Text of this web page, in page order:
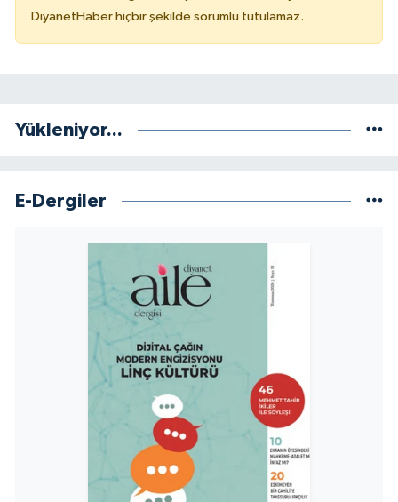
DiyanetHaber hiçbir şekilde sorumlu tutulamaz.
Yükleniyor...
E-Dergiler
Kütahya Müftülüğü
Manisa Müftülüğü
Muğla Müftülüğü
Muş Müftülüğü
Nevşehir Müftülüğü
Niğde Müftülüğü
Ordu Müftülüğü
Osmaniye Müftülüğü